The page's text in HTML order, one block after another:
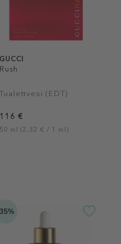
GUCCI
Rush
Tualettvesi (EDT)
116 €
50 ml (2,32 € / 1 ml)